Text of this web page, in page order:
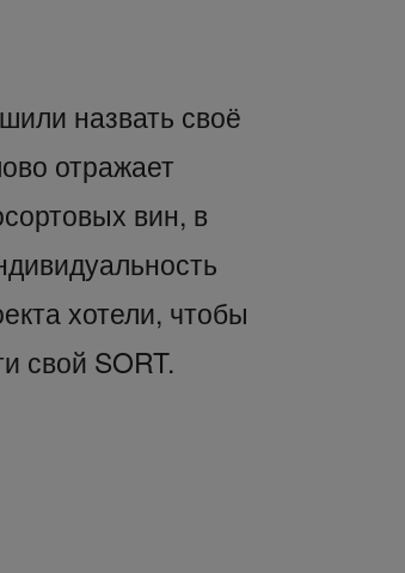
назвать своё
отражает
вин, в
хотели, чтобы
свой SORT.